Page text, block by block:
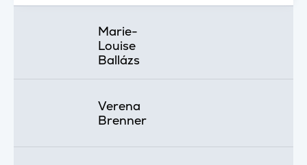
Marie-
Louise
Ballázs
Verena
Brenner